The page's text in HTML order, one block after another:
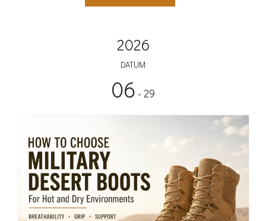
2026
DATUM
06 - 29